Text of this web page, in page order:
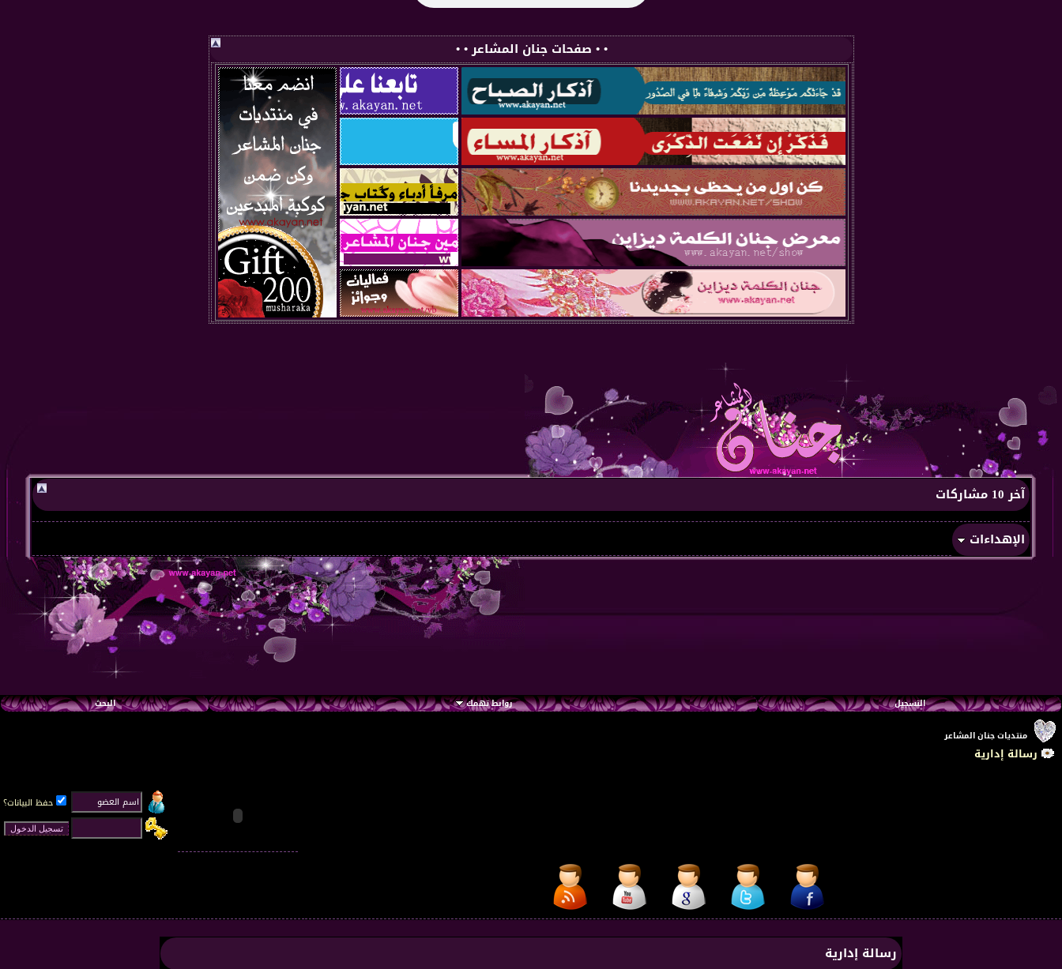
• • صفحات جنان المشاعر • •
آخر 10 مشاركات
الإهداءات
التسجيل روابط تهمك البحث
منتديات جنان المشاعر
رسالة إدارية
حفظ البيانات؟
رسالة إدارية